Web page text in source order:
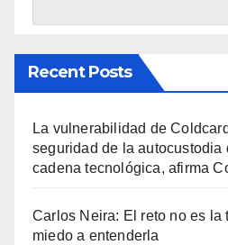
Recent Posts
La vulnerabilidad de
seguridad de la autocustodia
cadena tecnológica, afirma
Carlos Neira: El reto no es la
miedo a entenderla